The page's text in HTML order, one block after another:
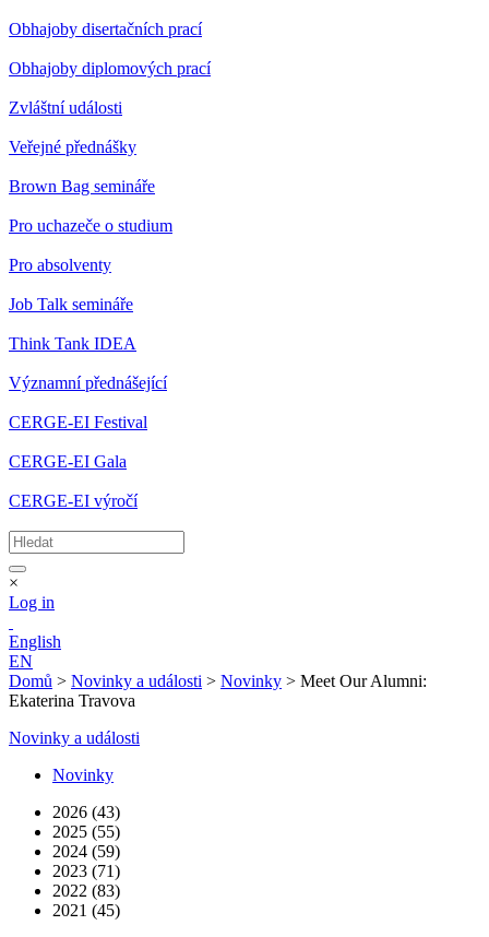
Obhajoby disertačních prací
Obhajoby diplomových prací
Zvláštní události
Veřejné přednášky
Brown Bag semináře
Pro uchazeče o studium
Pro absolventy
Job Talk semináře
Think Tank IDEA
Významní přednášející
CERGE-EI Festival
CERGE-EI Gala
CERGE-EI výročí
×
Log in
English
EN
Domů > Novinky a události > Novinky > Meet Our Alumni:
Ekaterina Travova
Novinky a události
Novinky
2026 (43)
2025 (55)
2024 (59)
2023 (71)
2022 (83)
2021 (45)